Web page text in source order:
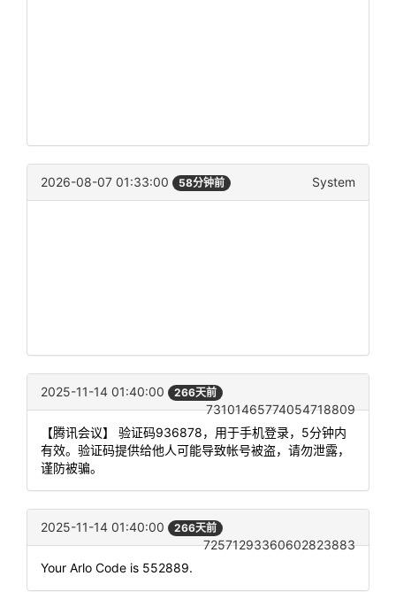
2026-08-07 01:33:00 58分钟前 System
2025-11-14 01:40:00 266天前
73101465774054718809
【腾讯会议】 验证码936878，用于手机登录，5分钟内
有效。验证码提供给他人可能导致帐号被盗，请勿泄露，
谨防被骗。
2025-11-14 01:40:00 266天前
72571293360602823883
Your Arlo Code is 552889.